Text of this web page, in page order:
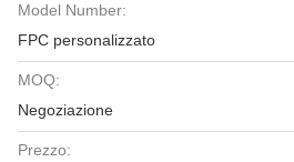
Model Number:
FPC personalizzato
MOQ:
Negoziazione
Prezzo: